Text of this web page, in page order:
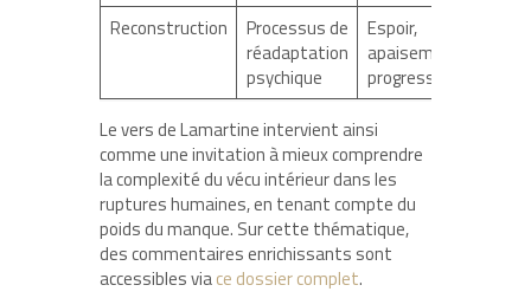
Reconstruction
Processus de
réadaptation
psychique
Espoir,
apaisement
progressif
Le vers de Lamartine intervient ainsi
comme une invitation à mieux comprendre
la complexité du vécu intérieur dans les
ruptures humaines, en tenant compte du
poids du manque. Sur cette thématique,
des commentaires enrichissants sont
accessibles viace dossier complet.